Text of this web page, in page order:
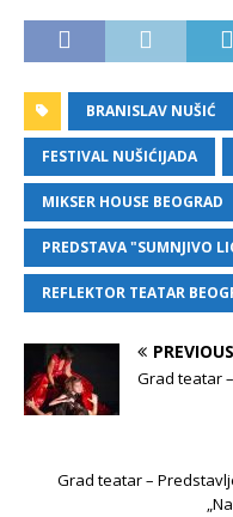
BRANISLAV NUŠIĆ
FESTIVAL NUŠIĆIJADA
MIKSER HOUSE BEOGRAD
PREDSTAVA "SUMNJIVO
REFLEKTOR TEATAR
PREVIOUS
Grad teatar
Grad teatar –